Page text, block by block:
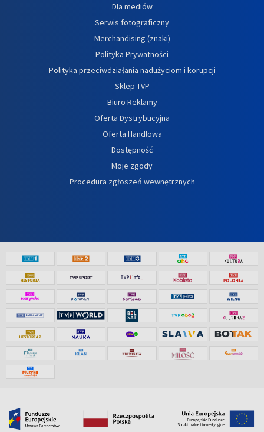
Dla mediów
Serwis fotograficzny
Merchandising (znaki)
Polityka Prywatności
Polityka przeciwdziałania nadużyciom i korupcji
Sklep TVP
Biuro Reklamy
Oferta Dystrybucyjna
Oferta Handlowa
Dostępność
Moje zgody
Procedura zgłoszeń wewnętrznych